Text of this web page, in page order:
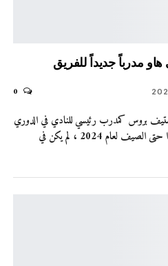
مدرباً جديداً للفريق
بروس كمدرب رئيسي للنادي في الدوري
الإنجليزي الممتاز. هاو ، الذي وقع عقدا حتى الصيف لعام 2024 ، لم يكن في